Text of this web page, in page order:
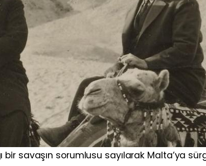
bir savaşın sorumlusu sayılarak Malta’ya